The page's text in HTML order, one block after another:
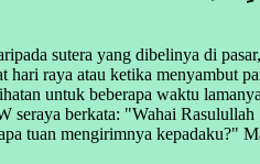
sutera yang dibelinya di
raya atau ketika menyambut
untuk beberapa waktu
berkata: "Wahai
tuan mengirimnya kepadaku?"